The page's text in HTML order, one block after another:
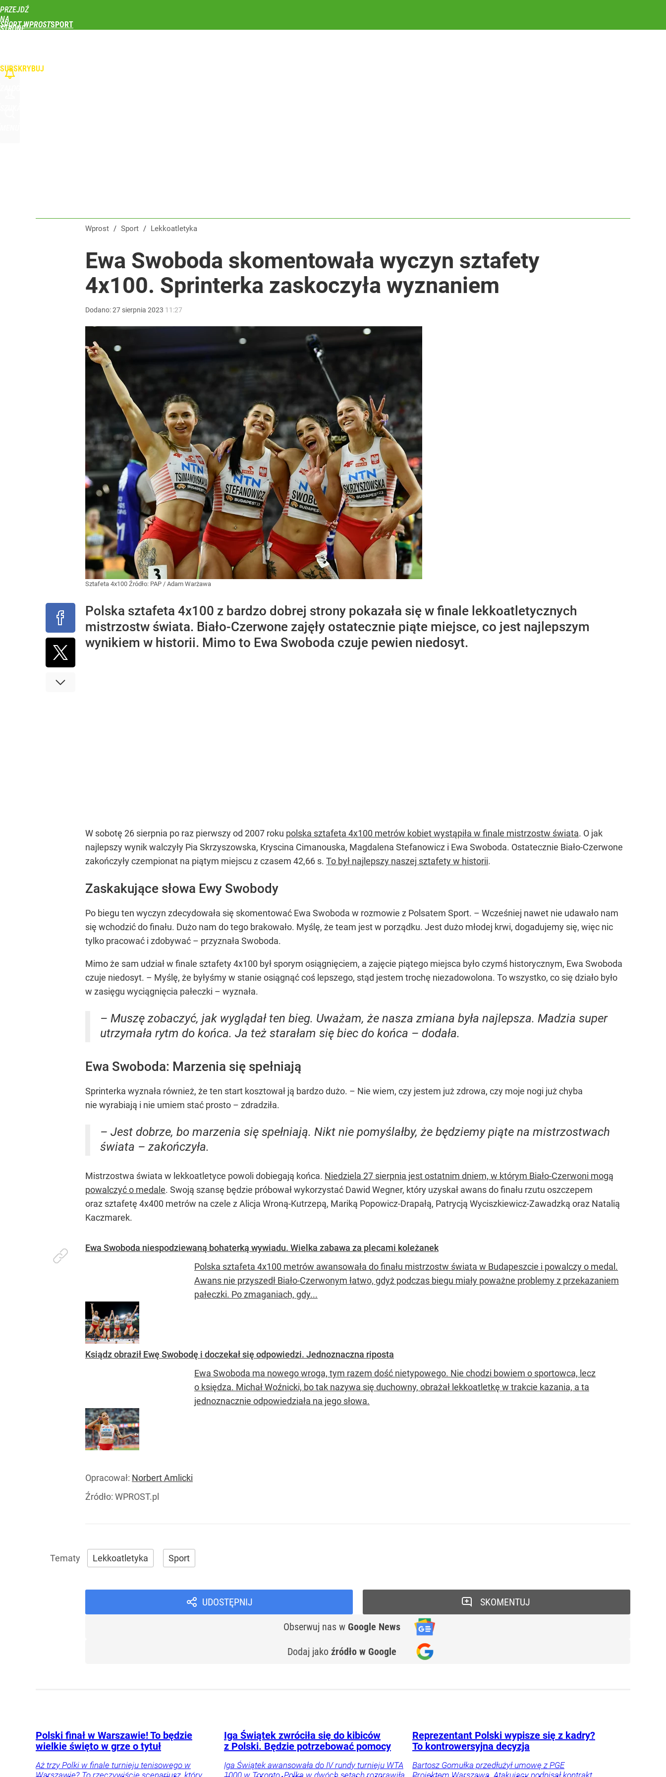
PRZEJDŹ
NA
STRONĘ
SPORT WPROST
SUBSKRYBUJ
Wprost / Sport / Lekkoatletyka
Ewa Swoboda skomentowała wyczyn sztafety
4x100. Sprinterka zaskoczyła wyznaniem
Dodano:27 sierpnia 2023 11:27
Sztafeta 4x100 Źródło: PAP / Adam Warżawa
Polska sztafeta 4x100 z bardzo dobrej strony pokazała się w finale lekkoatletycznych
mistrzostw świata. Biało-Czerwone zajęły ostatecznie piąte miejsce, co jest najlepszym
wynikiem w historii. Mimo to Ewa Swoboda czuje pewien niedosyt.
W sobotę 26 sierpnia po raz pierwszy od 2007 roku polska sztafeta 4x100 metrów kobiet wystąpiła w finale mistrzostw świata. O jak
najlepszy wynik walczyły Pia Skrzyszowska, Kryscina Cimanouska, Magdalena Stefanowicz i Ewa Swoboda. Ostatecznie Biało-Czerwone
zakończyły czempionat na piątym miejscu z czasem 42,66 s. To był najlepszy naszej sztafety w historii.
Zaskakujące słowa Ewy Swobody
Po biegu ten wyczyn zdecydowała się skomentować Ewa Swoboda w rozmowie z Polsatem Sport. – Wcześniej nawet nie udawało nam
się wchodzić do finału. Dużo nam do tego brakowało. Myślę, że team jest w porządku. Jest dużo młodej krwi, dogadujemy się, więc nic
tylko pracować i zdobywać – przyznała Swoboda.
Mimo że sam udział w finale sztafety 4x100 był sporym osiągnięciem, a zajęcie piątego miejsca było czymś historycznym, Ewa Swoboda
czuje niedosyt. – Myślę, że byłyśmy w stanie osiągnąć coś lepszego, stąd jestem trochę niezadowolona. To wszystko, co się działo było
w zasięgu wyciągnięcia pałeczki – wyznała.
– Muszę zobaczyć, jak wyglądał ten bieg. Uważam, że nasza zmiana była najlepsza. Madzia super
utrzymała rytm do końca. Ja też starałam się biec do końca – dodała.
Ewa Swoboda: Marzenia się spełniają
Sprinterka wyznała również, że ten start kosztował ją bardzo dużo. – Nie wiem, czy jestem już zdrowa, czy moje nogi już chyba
nie wyrabiają i nie umiem stać prosto – zdradziła.
– Jest dobrze, bo marzenia się spełniają. Nikt nie pomyślałby, że będziemy piąte na mistrzostwach
świata – zakończyła.
Mistrzostwa świata w lekkoatletyce powoli dobiegają końca. Niedziela 27 sierpnia jest ostatnim dniem, w którym Biało-Czerwoni mogą
powalczyć o medale. Swoją szansę będzie próbował wykorzystać Dawid Wegner, który uzyskał awans do finału rzutu oszczepem
oraz sztafetę 4x400 metrów na czele z Alicja Wroną-Kutrzepą, Mariką Popowicz-Drapałą, Patrycją Wyciszkiewicz-Zawadzką oraz Natalią
Kaczmarek.
Ewa Swoboda niespodziewaną bohaterką wywiadu. Wielka zabawa za plecami koleżanek
Polska sztafeta 4x100 metrów awansowała do finału mistrzostw świata w Budapeszcie i powalczy o medal.
Awans nie przyszedł Biało-Czerwonym łatwo, gdyż podczas biegu miały poważne problemy z przekazaniem
pałeczki. Po zmaganiach, gdy...
Ksiądz obraził Ewę Swobodę i doczekał się odpowiedzi. Jednoznaczna riposta
Ewa Swoboda ma nowego wroga, tym razem dość nietypowego. Nie chodzi bowiem o sportowca, lecz
o księdza. Michał Woźnicki, bo tak nazywa się duchowny, obrażał lekkoatletkę w trakcie kazania, a ta
jednoznacznie odpowiedziała na jego słowa.
Opracował: Norbert Amlicki
Źródło: WPROST.pl
Lekkoatletyka Sport
UDOSTĘPNIJ
Obserwuj nas w Google News
Dodaj jako źródło w Google
SKOMENTUJ
Polski finał w Warszawie! To będzie
wielkie święto w grze o tytuł
Aż trzy Polki w finale turnieju tenisowego w
Iga Świątek zwróciła się do kibiców
z Polski. Będzie potrzebować pomocy
Iga Świątek awansowała do IV rundy turnieju WTA
Reprezentant Polski wypisze się z kadry?
To kontrowersyjna decyzja
Bartosz Gomułka przedłużył umowę z PGE